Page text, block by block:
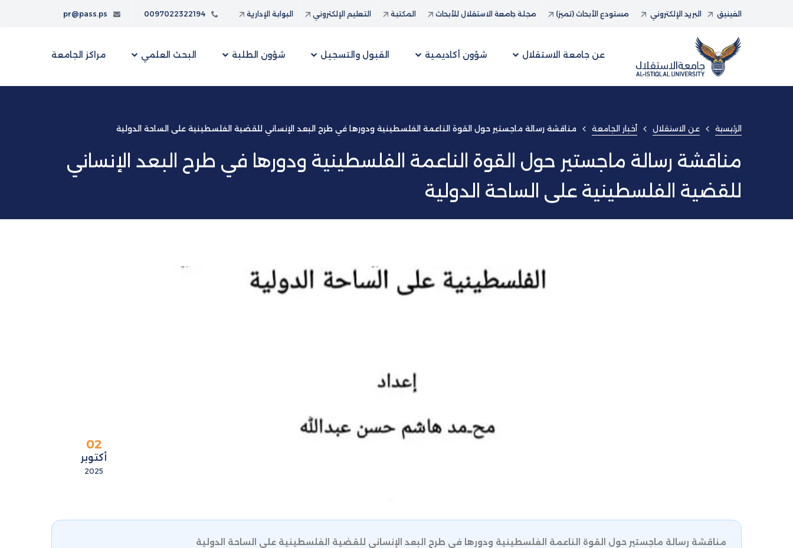
الفينيق البريد الإلكتروني مستودع الأبحاث (تميز) مجلة جامعة الاستقلال للأبحاث المكتبة التعليم الإلكتروني البوابة الإدارية 0097022322194
pr@pass.ps
عن جامعة الاستقلال شؤون أكاديمية القبول والتسجيل شؤون الطلبة البحث العلمي مراكز الجامعة
الرئيسية عن الاستقلال أخبار الجامعة مناقشة رسالة ماجستير حول القوة الناعمة الفلسطينية ودورها في طرح البعد الإنساني للقضية الفلسطينية على الساحة الدولية
مناقشة رسالة ماجستير حول القوة الناعمة الفلسطينية ودورها في طرح البعد الإنساني
للقضية الفلسطينية على الساحة الدولية
02
أكتوبر
2025
مناقشة رسالة ماجستير حول القوة الناعمة الفلسطينية ودورها في طرح البعد الإنساني للقضية الفلسطينية على الساحة الدولية